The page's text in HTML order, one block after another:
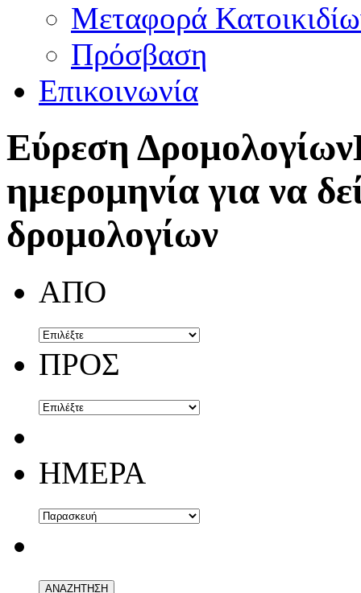
Μεταφορά
Πρόσβαση
Επικοινωνία
Εύρεση Δρομολογίων
ημερομηνία για να
δρομολογίων
ΑΠΟ
ΠΡΟΣ
ΗΜΕΡΑ